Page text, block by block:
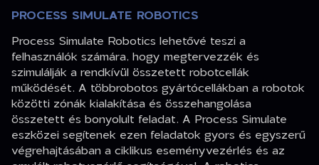
PROCESS SIMULATE ROBOTICS
Process Simulate Robotics lehetővé teszi a
felhasználók számára, hogy megtervezzék és
szimulálják a rendkívül összetett robotcellák
működését. A többrobotos gyártócellákban a robotok
közötti zónák kialakítása és összehangolása
összetett és bonyolult feladat. A Process Simulate
eszközei segítenek ezen feladatok gyors és egyszerű
végrehajtásában a ciklikus eseményvezérlés és az